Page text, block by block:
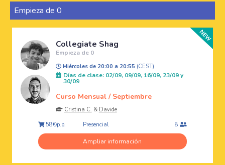
Empieza de 0
Collegiate Shag
Empieza de 0
Miércoles de 20:00 a 20:55 (CEST)
Días de clase: 02/09, 09/09, 16/09, 23/09 y
30/09
Curso Mensual / Septiembre
Cristina C. & Davide
58€/p.p.
Presencial 8
Ampliar información